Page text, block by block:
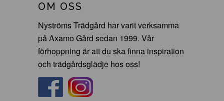
OM OSS
Nyströms Trädgård har varit verksamma
på Axamo Gård sedan 1999. Vår
förhoppning är att du ska finna inspiration
och trädgårdsglädje hos oss!